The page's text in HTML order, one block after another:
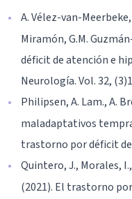
A. Vélez-van-
Miramón, G.M.
déficit de atención e
Neurología. Vol. 32,
Philipsen, A. Lam., A.
maladaptativos
trastorno por déficit
Quintero, J., Morales,
(2021). El trastorno